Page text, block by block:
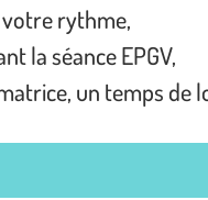
votre rythme,
la séance EPGV,
un temps de